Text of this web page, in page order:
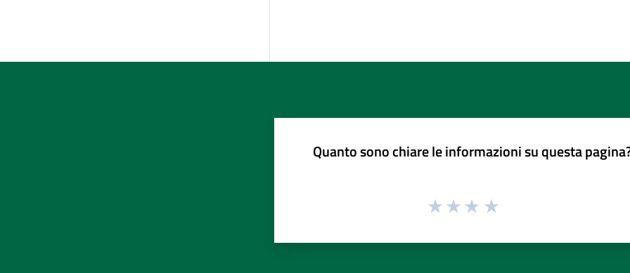
Quanto sono chiare le informazioni su questa